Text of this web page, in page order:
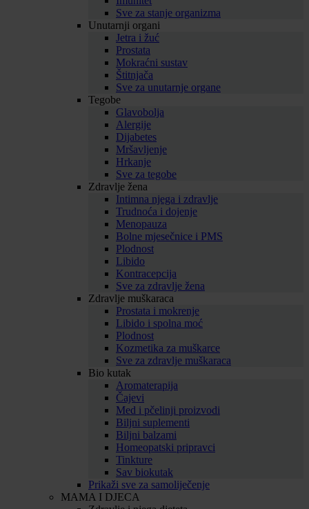
Sve za stanje organizma
Unutarnji organi
Jetra i žuć
Prostata
Mokraćni sustav
Štitnjača
Sve za unutarnje organe
Tegobe
Glavobolja
Alergije
Dijabetes
Mršavljenje
Hrkanje
Sve za tegobe
Zdravlje žena
Intimna njega i zdravlje
Trudnoća i dojenje
Menopauza
Bolne mjesečnice i PMS
Plodnost
Libido
Kontracepcija
Sve za zdravlje žena
Zdravlje muškaraca
Prostata i mokrenje
Libido i spolna moć
Plodnost
Kozmetika za muškarce
Sve za zdravlje muškaraca
Bio kutak
Aromaterapija
Čajevi
Med i pčelinji proizvodi
Biljni suplementi
Biljni balzami
Homeopatski pripravci
Tinkture
Sav biokutak
Prikaži sve za samoliječenje
MAMA I DJECA